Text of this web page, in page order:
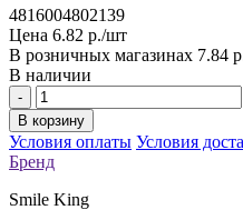
4816004802139
Цена 6.82 р./шт
В розничных магазинах 7.84
В наличии
-
В корзину
Условия оплаты Условия
Бренд
Smile King